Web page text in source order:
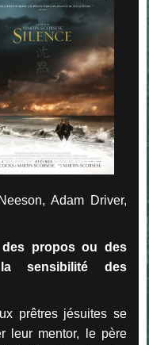
Adam Driver,
des propos ou des
sensibilité des
prêtres jésuites se
leur mentor, le père